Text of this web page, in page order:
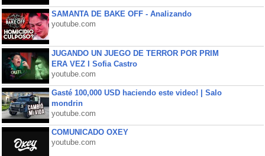
SAMANTA DE BAKE OFF - Analizando
youtube.com
JUGANDO UN JUEGO DE TERROR POR PRIM
ERA VEZ l Sofia Castro
youtube.com
Gasté 100,000 USD haciendo este video! | Salo
mondrin
youtube.com
COMUNICADO OXEY
youtube.com